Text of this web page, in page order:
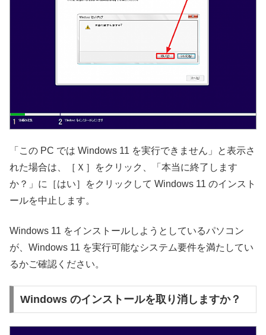
「この PC では Windows 11 を実行できません」と表示さ
れた場合は、［Ｘ］をクリック、「本当に終了します
か？」に［はい］をクリックして Windows 11 のインスト
ールを中止します。
Windows 11 をインストールしようとしているパソコン
が、Windows 11 を実行可能なシステム要件を満たしてい
るかご確認ください。
Windows のインストールを取り消しますか？